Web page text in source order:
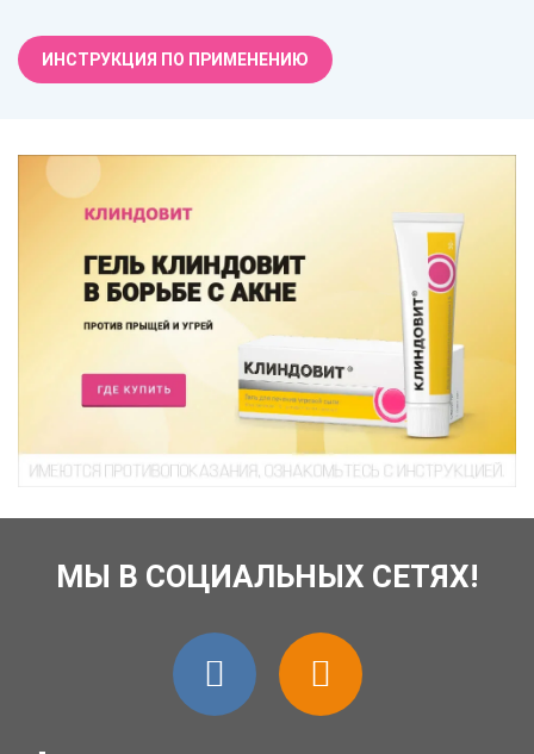
ИНСТРУКЦИЯ ПО ПРИМЕНЕНИЮ
МЫ В СОЦИАЛЬНЫХ СЕТЯХ!